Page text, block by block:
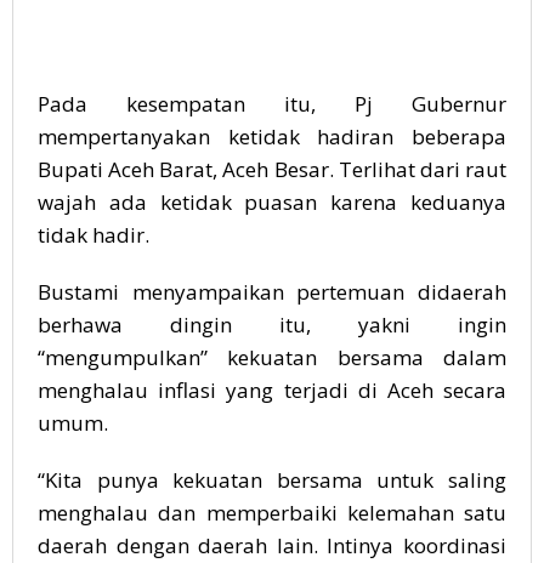
Pada kesempatan itu, Pj Gubernur
mempertanyakan ketidak hadiran beberapa
Bupati Aceh Barat, Aceh Besar. Terlihat dari raut
wajah ada ketidak puasan karena keduanya
tidak hadir.
Bustami menyampaikan pertemuan didaerah
berhawa dingin itu, yakni ingin
“mengumpulkan” kekuatan bersama dalam
menghalau inflasi yang terjadi di Aceh secara
umum.
“Kita punya kekuatan bersama untuk saling
menghalau dan memperbaiki kelemahan satu
daerah dengan daerah lain. Intinya koordinasi